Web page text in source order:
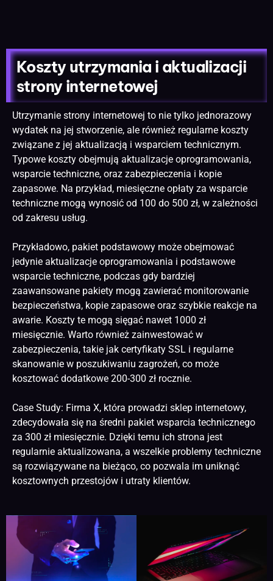
Koszty utrzymania i aktualizacji
strony internetowej
Utrzymanie strony internetowej to nie tylko jednorazowy
wydatek na jej stworzenie, ale również regularne koszty
związane z jej aktualizacją i wsparciem technicznym.
Typowe koszty obejmują aktualizacje oprogramowania,
wsparcie techniczne, oraz zabezpieczenia i kopie
zapasowe. Na przykład, miesięczne opłaty za wsparcie
techniczne mogą wynosić od 100 do 500 zł, w zależności
od zakresu usług.
Przykładowo, pakiet podstawowy może obejmować
jedynie aktualizacje oprogramowania i podstawowe
wsparcie techniczne, podczas gdy bardziej
zaawansowane pakiety mogą zawierać monitorowanie
bezpieczeństwa, kopie zapasowe oraz szybkie reakcje na
awarie. Koszty te mogą sięgać nawet 1000 zł
miesięcznie. Warto również zainwestować w
zabezpieczenia, takie jak certyfikaty SSL i regularne
skanowanie w poszukiwaniu zagrożeń, co może
kosztować dodatkowe 200-300 zł rocznie.
Case Study: Firma X, która prowadzi sklep internetowy,
zdecydowała się na średni pakiet wsparcia technicznego
za 300 zł miesięcznie. Dzięki temu ich strona jest
regularnie aktualizowana, a wszelkie problemy techniczne
są rozwiązywane na bieżąco, co pozwala im uniknąć
kosztownych przestojów i utraty klientów.